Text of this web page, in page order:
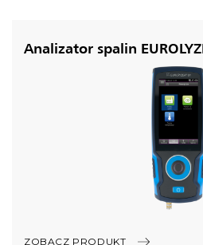
Analizator spalin
ZOBACZ PRODUKT